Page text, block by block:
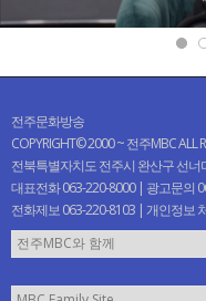
전주문화방송
COPYRIGHT© 2000 ~ 전주MBC ALL
전북특별자치도 전주시 완산구 선너
대표전화 063-220-8000 | 광고문의
전화제보 063-220-8103 | 개인정보